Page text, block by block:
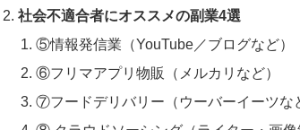
社会不適合者にオススメの副業4選
⑤情報発信業（YouTube／ブログなど）
⑥フリマアプリ物販（メルカリなど）
⑦フードデリバリー（ウーバーイーツな